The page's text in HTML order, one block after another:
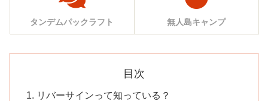
タンデムパックラフト 無人島キャンプ
目次
リバーサインって知っている？